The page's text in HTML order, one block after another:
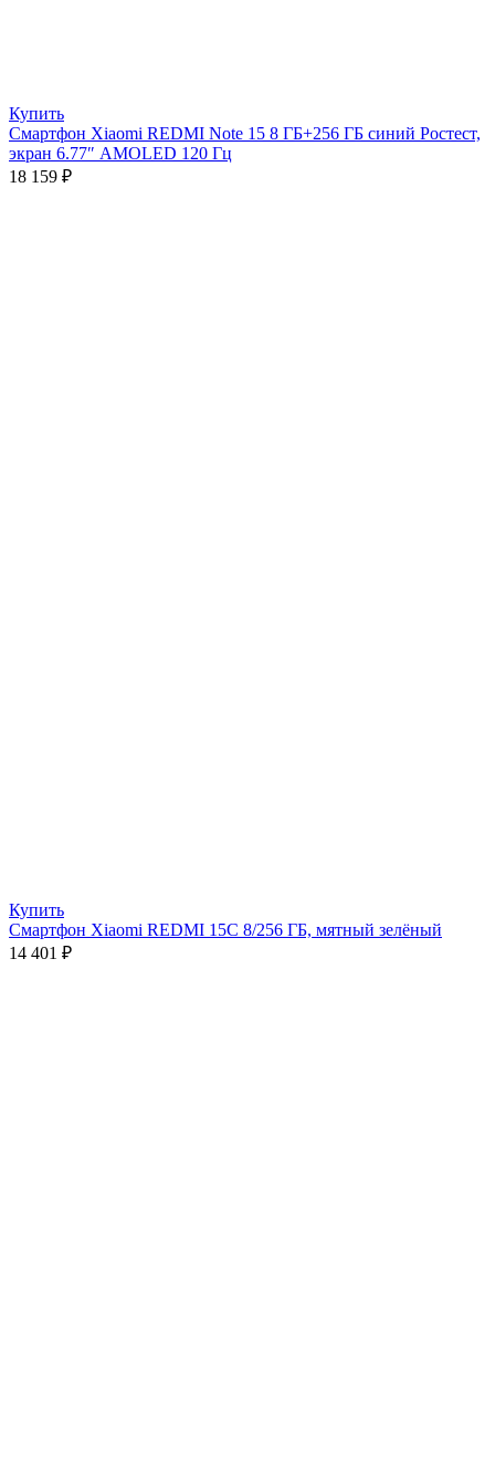
Купить
Смартфон Xiaomi REDMI Note 15 8 ГБ+256 ГБ синий Ростест,
экран 6.77″ AMOLED 120 Гц
18 159 ₽
Купить
Смартфон Xiaomi REDMI 15C 8/256 ГБ, мятный зелёный
14 401 ₽